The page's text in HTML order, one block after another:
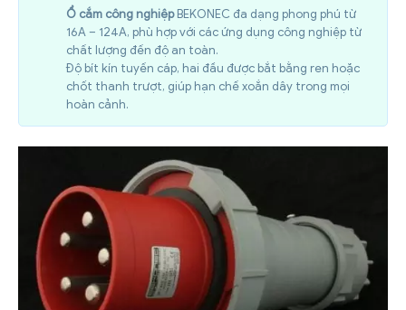
Ổ cắm công nghiệpBEKONEC đa dạng phong phú từ
16A – 124A, phù hợp với các ứng dụng công nghiệp từ
chất lượng đến độ an toàn.
Độ bít kín tuyến cáp, hai đầu được bắt bằng ren hoặc
chốt thanh trượt, giúp hạn chế xoắn dây trong mọi
hoàn cảnh.